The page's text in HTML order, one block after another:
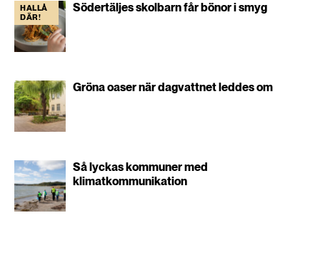
HALLÅ
DÄR!
Södertäljes skolbarn får bönor i smyg
Gröna oaser när dagvattnet leddes om
Så lyckas kommuner med
klimatkommunikation